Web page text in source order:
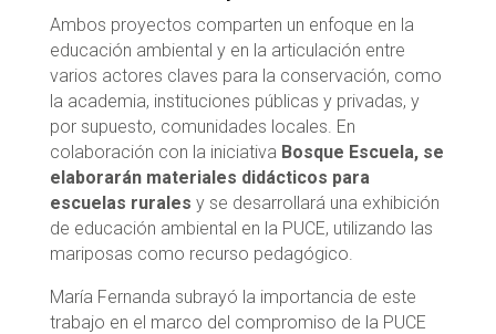
Ambos proyectos comparten un enfoque en la
educación ambiental y en la articulación entre
varios actores claves para la conservación, como
la academia, instituciones públicas y privadas, y
por supuesto, comunidades locales. En
colaboración con la iniciativa Bosque Escuela, se
elaborarán materiales didácticos para
escuelas rurales y se desarrollará una exhibición
de educación ambiental en la PUCE, utilizando las
mariposas como recurso pedagógico.
María Fernanda subrayó la importancia de este
trabajo en el marco del compromiso de la PUCE